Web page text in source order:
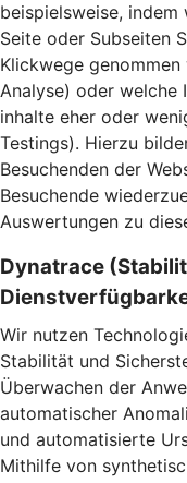
beispielsweise,
Seite oder Subseiten
Klickwege
Analyse) oder welche
inhalte eher oder
Testings). Hierzu
Besuchenden der
Besuchende
Auswertungen zu
Dynatrace
Wir nutzen
Stabilität und
Überwachen der
automatischer
und automatisierte
Mithilfe von